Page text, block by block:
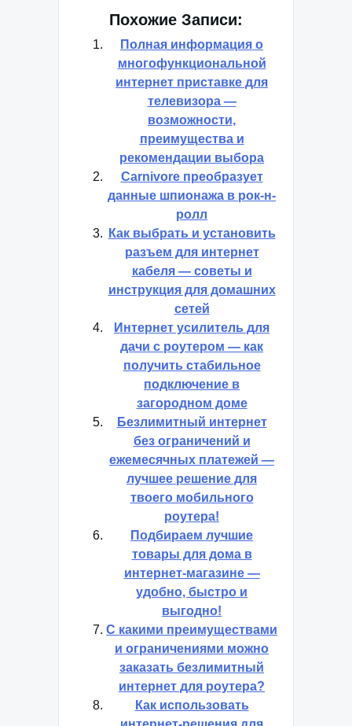
Похожие Записи:
Полная информация о
многофункциональной
интернет приставке для
телевизора —
возможности,
преимущества и
рекомендации выбора
Carnivore преобразует
данные шпионажа в рок-н-
ролл
Как выбрать и установить
разъем для интернет
кабеля — советы и
инструкция для домашних
сетей
Интернет усилитель для
дачи с роутером — как
получить стабильное
подключение в
загородном доме
Безлимитный интернет
без ограничений и
ежемесячных платежей —
лучшее решение для
твоего мобильного
роутера!
Подбираем лучшие
товары для дома в
интернет-магазине —
удобно, быстро и
выгодно!
С какими преимуществами
и ограничениями можно
заказать безлимитный
интернет для роутера?
Как использовать